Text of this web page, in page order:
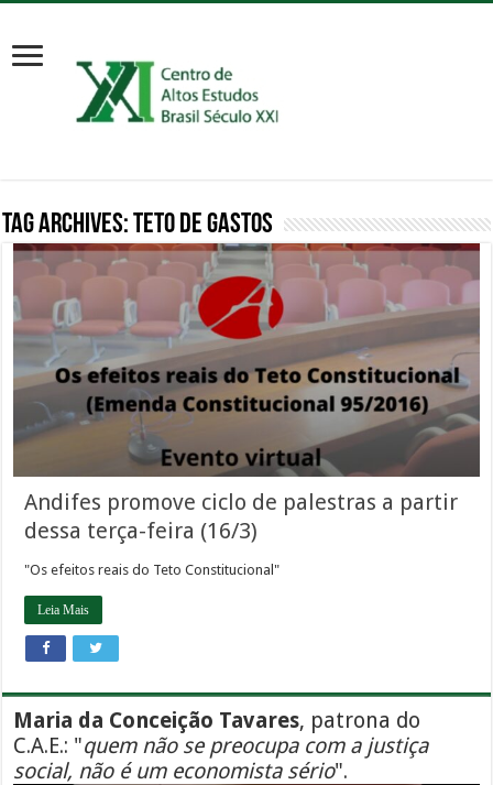
Tag Archives:teto de gastos
Andifes promove ciclo de palestras a partir
dessa terça-feira (16/3)
"Os efeitos reais do Teto Constitucional"
Leia Mais
Maria da Conceição Tavares, patrona do
C.A.E.: "quem não se preocupa com a justiça
social, não é um economista sério".